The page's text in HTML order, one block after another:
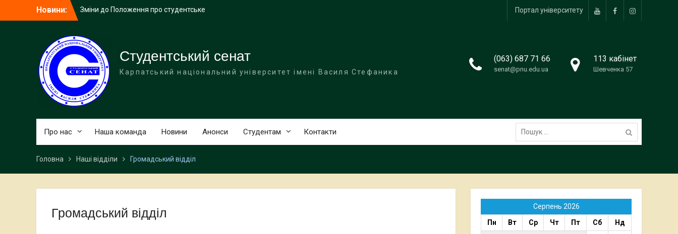
Новини:
Зміни до Положення про студентське
Василя Стефаника
Реєстрація кандидатів/блоків на вибори
керівництва Студентським сенатом
YouTubeFACEBOOKInstagram
Портал університету
Студентський сенат
Карпатський національний університет імені Василя Стефаника
(063) 687 71 66
senat@pnu.edu.ua
113 кабінет
Шевченка 57
Про нас Наша команда Новини Анонси Студентам Контакти
Пошук:
Головна Наші відділи Громадський відділ
Громадський відділ
Серпень 2026
Пн
Вт Ср Чт Пт Сб
Нд